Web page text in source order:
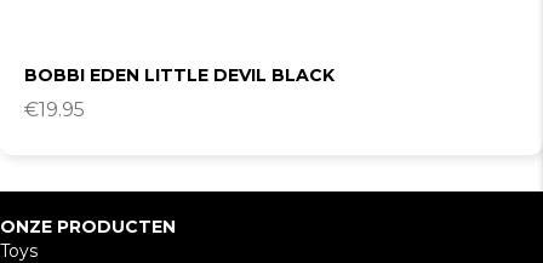
BOBBI EDEN LITTLE DEVIL BLACK
€19.95
ONZE PRODUCTEN
Toys